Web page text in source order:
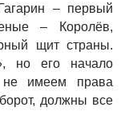
– первый
– Королёв,
щит страны.
но его начало
имеем права
должны все